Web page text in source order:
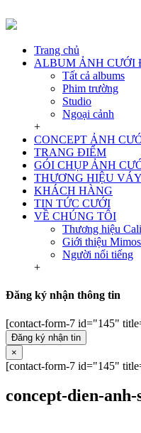
Trang chủ
ALBUM ẢNH CƯỚI
Tất cả albums
Phim trường
Studio
Ngoại cảnh
+
CONCEPT ẢNH
TRANG ĐIỂM
GÓI CHỤP ẢNH
THƯƠNG HIỆU
KHÁCH HÀNG
TIN TỨC CƯỚI
VỀ CHÚNG TÔI
Thương hiệu
Giới thiệu
Người nổi tiếng
+
Đăng ký nhận thông tin
[contact-form-7 id="145"
Đăng ký nhận tin
×
[contact-form-7 id="145"
concept-dien-